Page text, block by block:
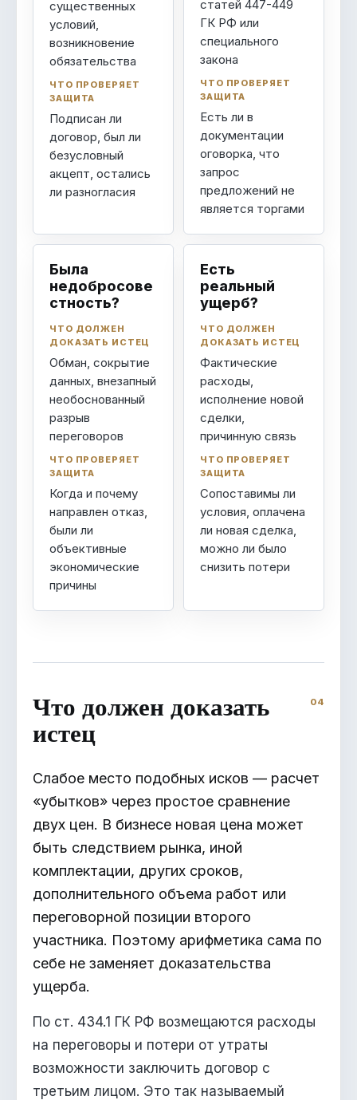
существенных
условий,
возникновение
обязательства
ЧТО ПРОВЕРЯЕТ
ЗАЩИТА
Подписан ли
договор, был ли
безусловный
акцепт, остались
ли разногласия
статей 447-449
ГК РФ или
специального
закона
ЧТО ПРОВЕРЯЕТ
ЗАЩИТА
Есть ли в
документации
оговорка, что
запрос
предложений не
является торгами
Была
недобросове
стность?
ЧТО ДОЛЖЕН
ДОКАЗАТЬ ИСТЕЦ
Обман, сокрытие
данных, внезапный
необоснованный
разрыв
переговоров
ЧТО ПРОВЕРЯЕТ
ЗАЩИТА
Когда и почему
направлен отказ,
были ли
объективные
экономические
причины
Есть
реальный
ущерб?
ЧТО ДОЛЖЕН
ДОКАЗАТЬ ИСТЕЦ
Фактические
расходы,
исполнение новой
сделки,
причинную связь
ЧТО ПРОВЕРЯЕТ
ЗАЩИТА
Сопоставимы ли
условия, оплачена
ли новая сделка,
можно ли было
снизить потери
Что должен доказать
истец
Слабое место подобных исков — расчет
«убытков» через простое сравнение
двух цен. В бизнесе новая цена может
быть следствием рынка, иной
комплектации, других сроков,
дополнительного объема работ или
переговорной позиции второго
участника. Поэтому арифметика сама по
себе не заменяет доказательства
ущерба.
По ст. 434.1 ГК РФ возмещаются расходы
на переговоры и потери от утраты
возможности заключить договор с
третьим лицом. Это так называемый